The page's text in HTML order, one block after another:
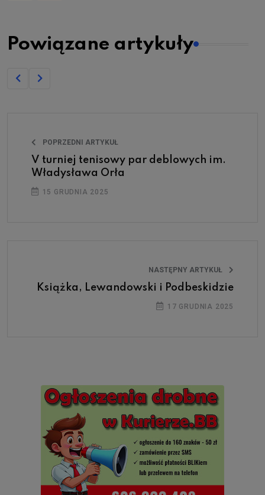
Powiązane artykuły
POPRZEDNI ARTYKUŁ
V turniej tenisowy par deblowych im.
Władysława Orła
15 GRUDNIA 2025
NASTĘPNY ARTYKUŁ
Książka, Lewandowski i Podbeskidzie
17 GRUDNIA 2025